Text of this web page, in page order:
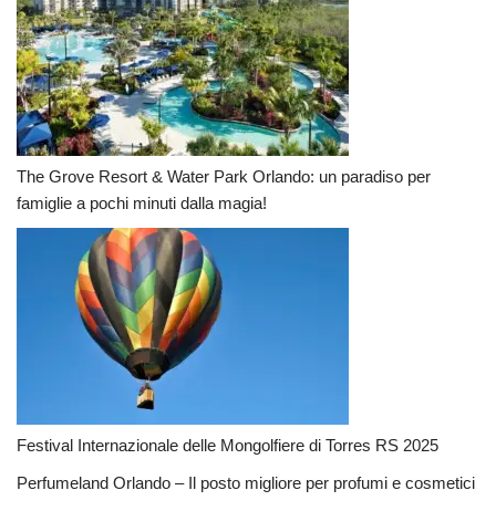
The Grove Resort & Water Park Orlando: un paradiso per
famiglie a pochi minuti dalla magia!
Festival Internazionale delle Mongolfiere di Torres RS 2025
Perfumeland Orlando – Il posto migliore per profumi e cosmetici